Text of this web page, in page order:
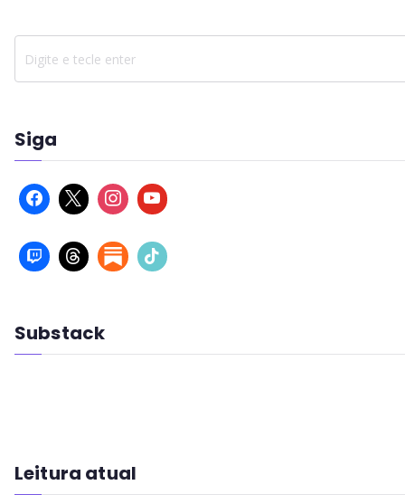
Siga
Substack
Leitura atual